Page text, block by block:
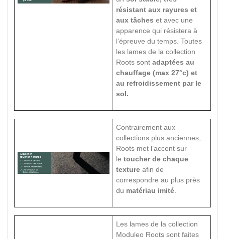
résistant aux rayures et
aux tâches et avec une
apparence qui résistera à
l’épreuve du temps. Toutes
les lames de la collection
Roots sont adaptées au
chauffage (max 27°c) et
au refroidissement par le
sol.
Contrairement aux
collections plus anciennes,
Roots met l’accent sur
le toucher de chaque
texture afin de
correspondre au plus près
du matériau imité
Les lames de la collection
Moduleo Roots sont faites